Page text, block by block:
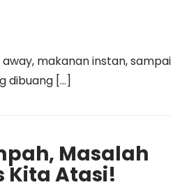
makanan instan, sampai
dibuang […]
Masalah
Kita Atasi!